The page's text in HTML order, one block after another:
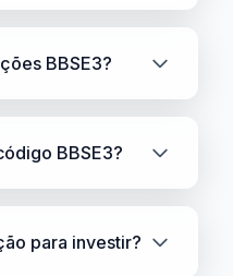
BBSE3?
BBSE3?
para investir?